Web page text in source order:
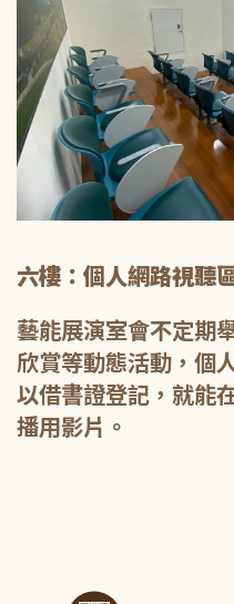
六樓：個人網路視聽
藝能展演室會不定期
欣賞等動態活動，個
以借書證登記，就能
播用影片。